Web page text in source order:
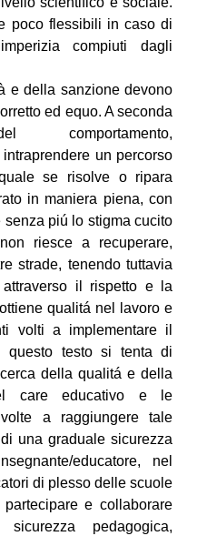
poco flessibili in caso di
compiuti dagli
e della sanzione devono
ed equo. A seconda
intraprendere un percorso
se risolve o ripara
in maniera piena, con
piú lo stigma cucito
riesce a recuperare,
strade, tenendo tuttavia
il rispetto e la
qualitá nel lavoro e
volti a implementare il
questo testo si tenta di
della qualitá e della
care educativo e le
a raggiungere tale
una graduale sicurezza
educatore, nel
di plesso delle scuole
e collaborare
pedagogica,